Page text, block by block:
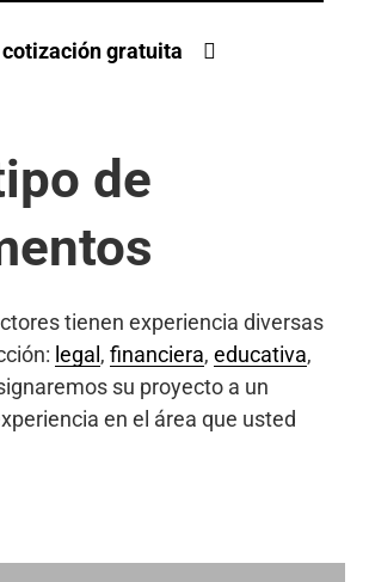
gratuita
de
tienen experiencia diversas
legal , financiera, educativa,
su proyecto a un
en el área que usted